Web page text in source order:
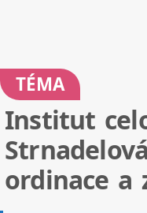
TÉMA
Institut
ordinace a